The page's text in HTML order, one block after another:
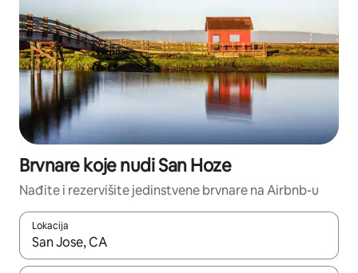
Brvnare koje nudi San Hoze
Nađite i rezervišite jedinstvene brvnare na Airbnb-u
Lokacija
Kad su rezultati dostupni, možete da se krećete kroz njih